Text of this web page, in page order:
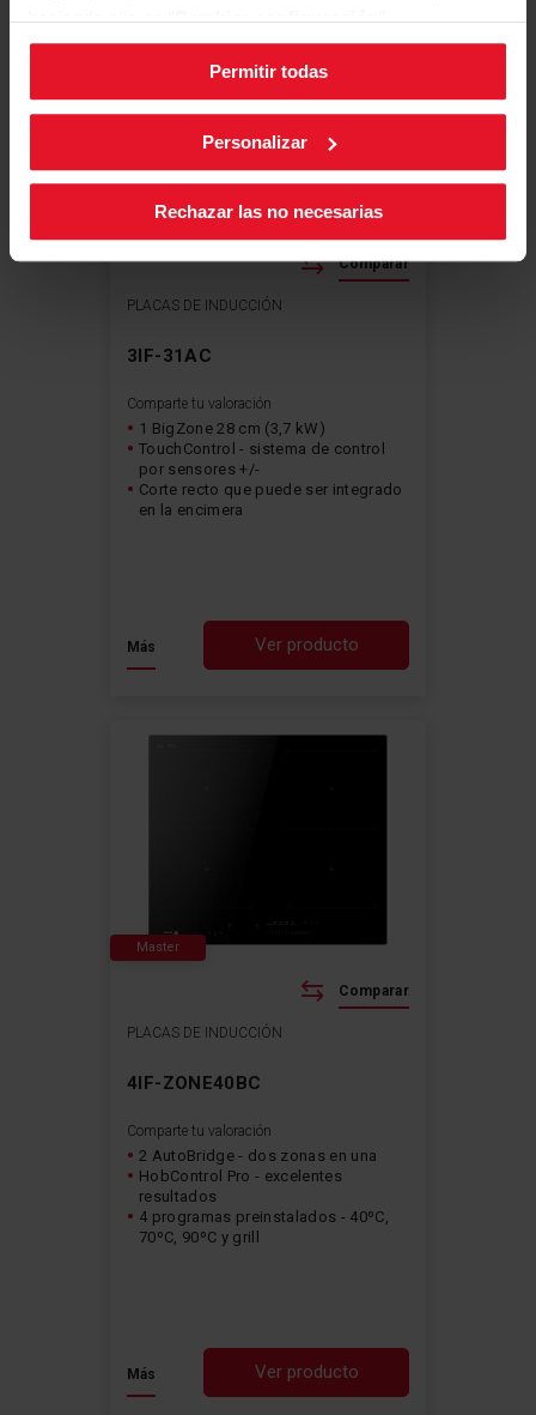
haciendo clic en “Cambiar configuración”.
Puedes cambiar la configuración de cookies en cualquier
momento, pulsando el botón negro en la esquina inferior
derecha de la pantalla.
Permitir todas
Personalizar
Rechazar las no necesarias
PLACAS DE INDUCCIÓN
3IF-31AC
Ver producto
Más
Comparte tu valoración
1 BigZone 28 cm (3,7 kW)
TouchControl - sistema de control
por sensores +/-
Corte recto que puede ser integrado
en la encimera
Comparar
Comfort
PLACAS DE INDUCCIÓN
4IF-ZONE40BC
Ver producto
Más
Comparte tu valoración
2 AutoBridge - dos zonas en una
HobControl Pro - excelentes
resultados
4 programas preinstalados - 40ºC,
70ºC, 90ºC y grill
Comparar
Master